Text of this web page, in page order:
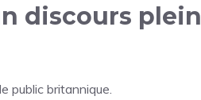
discours plein
public britannique.